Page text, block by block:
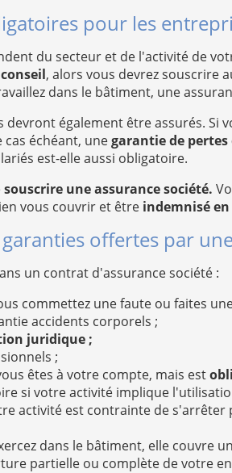
pour les
du secteur et de l'activité de
, alors vous devrez souscrire
dans le bâtiment, une
devront également être assurés.
cas échéant, unegarantie de
est-elle aussi obligatoire.
souscrire une assurance société.
vous couvrir et être indemnisé
offertes par
un contrat d'assurance société :
commettez une faute ou faites
accidents corporels ;
juridique ;
;
êtes à votre compte, mais est
si votre activité implique
activité est contrainte de s'arrêter
dans le bâtiment, elle couvre
partielle ou complète de votre